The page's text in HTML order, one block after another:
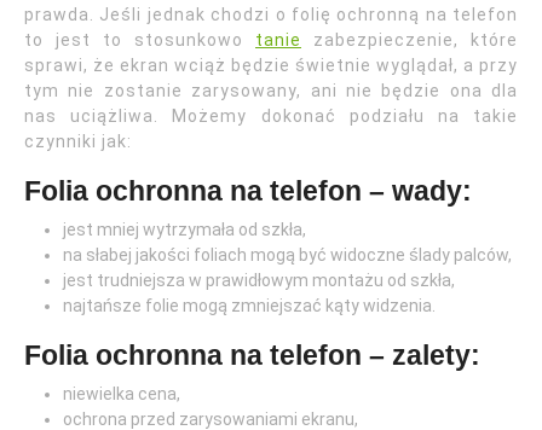
prawda. Jeśli jednak chodzi o folię ochronną na telefon
to jest to stosunkowo tanie
zabezpieczenie, które
sprawi, że ekran wciąż będzie świetnie wyglądał, a przy
tym nie zostanie zarysowany, ani nie będzie ona dla
nas uciążliwa. Możemy dokonać podziału na takie
czynniki jak:
Folia ochronna na telefon – wady:
jest mniej wytrzymała od szkła,
na słabej jakości foliach mogą być widoczne ślady palców,
jest trudniejsza w prawidłowym montażu od szkła,
najtańsze folie mogą zmniejszać kąty widzenia.
Folia ochronna na telefon – zalety:
niewielka cena,
ochrona przed zarysowaniami ekranu,